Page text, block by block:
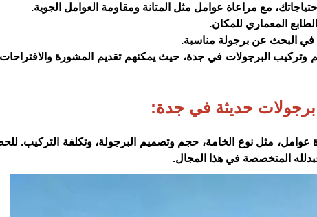
مع مراعاة عوامل مثل المتانة ومقاومة العوامل الجوية.
المعماري للمكان.
في البحث عن برجولة مناسبة.
البرجولات في جدة، حيث يمكنهم تقديم المشورة والاقتراحات
برجولات حديثة في جدة:
عوامل، مثل نوع الخامة، حجم وتصميم البرجولة، وتكلفة التركيب.
المتخصصة في هذا المجال.